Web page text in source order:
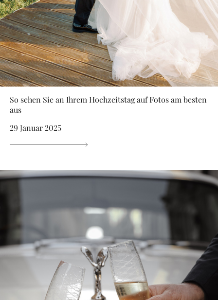
So sehen Sie an Ihrem Hochzeitstag auf Fotos am besten
aus
29 Januar 2025